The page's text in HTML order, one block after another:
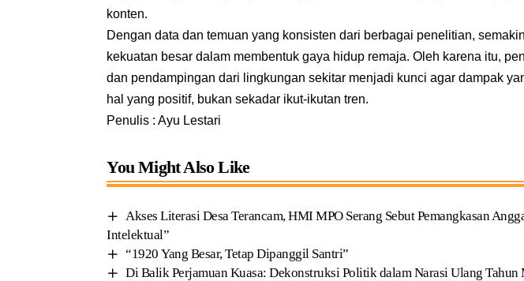
konten.
Dengan data dan temuan yang konsisten dari berbagai penelitian,
kekuatan besar dalam membentuk gaya hidup remaja. Oleh karena itu,
dan pendampingan dari lingkungan sekitar menjadi kunci agar dampak
hal yang positif, bukan sekadar ikut-ikutan tren.
Penulis : Ayu Lestari
You Might Also Like
Akses Literasi Desa Terancam, HMI MPO Serang Sebut Pemangkasan
Intelektual”
“1920 Yang Besar, Tetap Dipanggil Santri”
Di Balik Perjamuan Kuasa: Dekonstruksi Politik dalam Narasi Ulang Tahun